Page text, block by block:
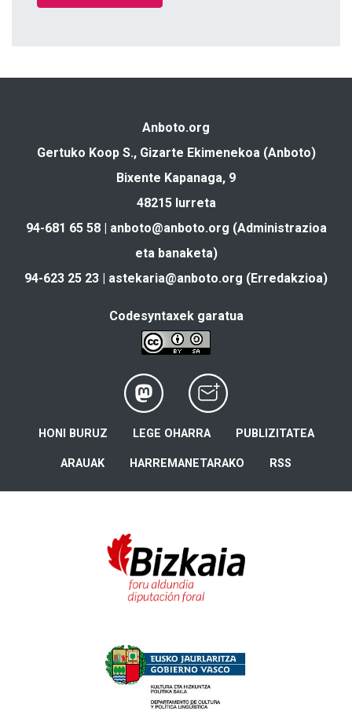
Anboto.org
Gertuko Koop S., Gizarte Ekimenekoa (Anboto)
Bixente Kapanaga, 9
48215 Iurreta
94-681 65 58 | anboto@anboto.org (Administrazioa
eta banaketa)
94-623 25 23 | astekaria@anboto.org (Erredakzioa)
Codesyntaxek garatua
HONI BURUZ LEGE OHARRA PUBLIZITATEA
ARAUAK HARREMANETARAKO RSS